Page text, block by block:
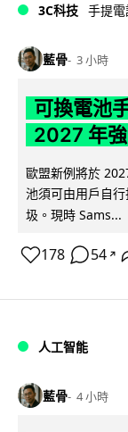
3C科技 手提
藍骨 3 小時
可換電池
2027 年
歐盟新例將於
池須可由用戶自
圾。現時 Sams...
178 54 ↗
人工智能
藍骨 4 小時